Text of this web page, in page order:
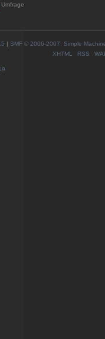
Umfrage
| SMF © 2006-2007, Simple
XHTML
RSS